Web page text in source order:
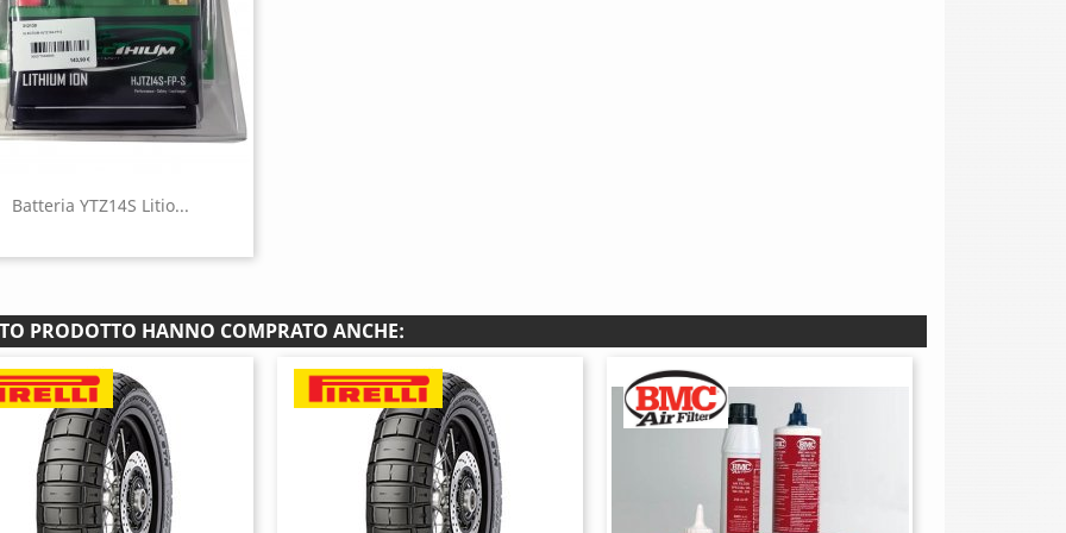
Batteria YTZ14S Litio...
PRODOTTO HANNO COMPRATO ANCHE: